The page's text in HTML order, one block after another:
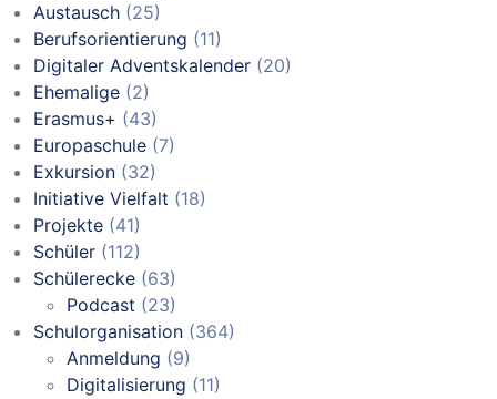
Austausch (25)
Berufsorientierung (11)
Digitaler Adventskalender (20)
Ehemalige (2)
Erasmus+ (43)
Europaschule (7)
Exkursion (32)
Initiative Vielfalt (18)
Projekte (41)
Schüler (112)
Schülerecke (63)
Podcast (23)
Schulorganisation (364)
Anmeldung (9)
Digitalisierung (11)